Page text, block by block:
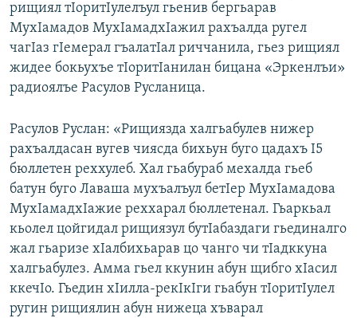
рищиял тIоритIулелъул гьенив бергьарав
МухIамадов МухIамадхIажил рахъалда ругел
чагIаз гIемерал гъалатIал риччанила, гьез рищиял
жидее бокьухъе тIоритIанилан бицана «Эркенлъи»
радиоялъе Расулов Русланица.
Расулов Руслан: «Рищиязда халгьабулев нижер
рахъалдасан вугев чиясда бихьун буго цадахъ I5
бюллетен реххулеб. Хал гьабураб мехалда гьеб
батун буго Лаваша мухъалъул бетIер МухIамадова
МухIамадхIажие реххарал бюллетенал. Гьаркьал
кьолел цойгидал рищиязул бутIабаздаги гьединалго
жал гьаризе хIалбихьарав цо чанго чи тIадккуна
халгьабулез. Амма гьел ккунин абун щибго хIасил
ккечIо. Гьедин хIилла-рекIкIги гьабун тIоритIулел
ругин рищиялин абун нижеца хъварал